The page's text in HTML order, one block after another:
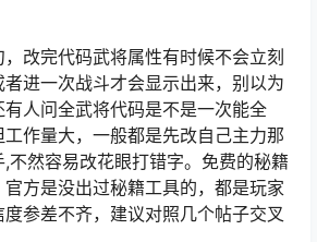
改完代码武将属性有时候不会立刻
进一次战斗才会显示出来，别以为
人问全武将代码是不是一次能全
作量大，一般都是先改自己主力那
不然容易改花眼打错字。免费的秘籍
方是没出过秘籍工具的，都是玩家
参差不齐，建议对照几个帖子交叉